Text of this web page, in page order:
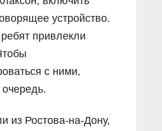
устройство.
привлекли
с ними,
из Ростова-на-Дону,